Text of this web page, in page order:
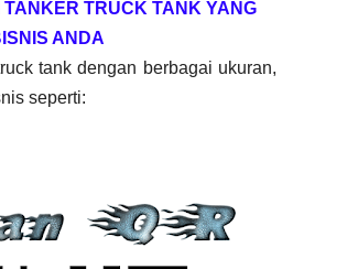
TRUCK TANK YANG
ANDA
tank dengan berbagai ukuran,
seperti: